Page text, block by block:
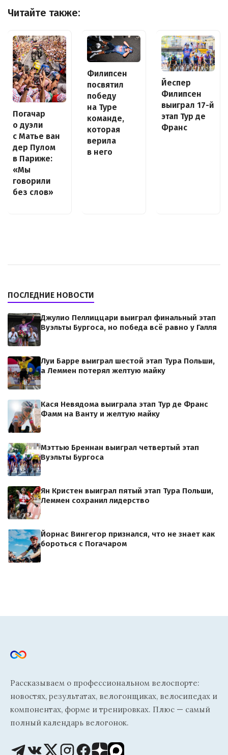
Читайте также:
Погачар
о дуэли
с Матье ван
дер Пулом
в Париже:
«Мы
говорили
без слов»
Филипсен
посвятил
победу
на Туре
команде,
которая
верила
в него
Йеспер
Филипсен
выиграл 17-й
этап Тур де
Франс
ПОСЛЕДНИЕ НОВОСТИ
Джулио Пеллиццари выиграл финальный этап
Вуэльты Бургоса, но победа всё равно у Галля
Луи Барре выиграл шестой этап Тура Польши,
а Леммен потерял желтую майку
Кася Невядома выиграла этап Тур де Франс
Фамм на Ванту и желтую майку
Мэттью Бреннан выиграл четвертый этап
Вуэльты Бургоса
Ян Кристен выиграл пятый этап Тура Польши,
Леммен сохранил лидерство
Йорнас Вингегор признался, что не знает как
бороться с Погачаром
Рассказываем о профессиональном велоспорте:
новостях, результатах, велогонщиках, велосипедах и
компонентах, форме и тренировках. Плюс — самый
полный календарь велогонок.